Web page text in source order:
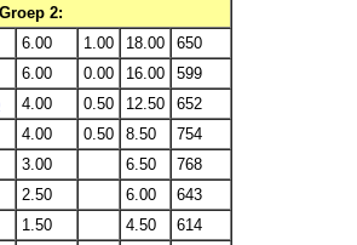
Groep 2:
6.00 1.00 18.00
650
6.00 0.00 16.00
599
4.00 0.50 12.50
652
4.00 0.50 8.50
754
3.00 6.50
768
2.50 6.00
643
1.50 4.50
614